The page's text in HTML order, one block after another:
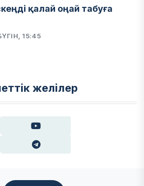
қалай оңай табуға
15:45
желілер